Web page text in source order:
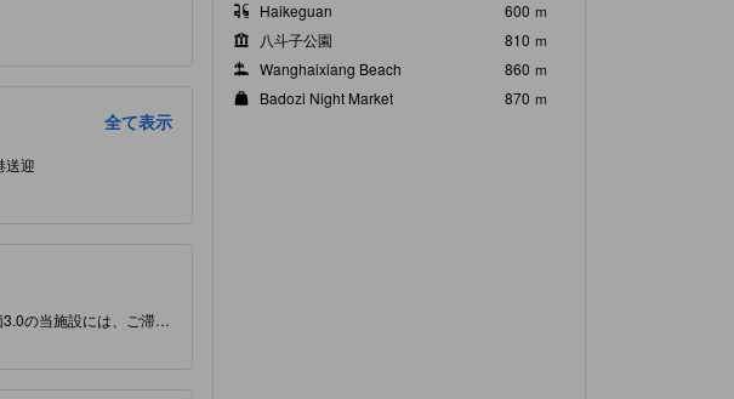
全て表示
送迎
の当施設には、ご滞在
Haikeguan
600 ｍ
八斗子公園
810 ｍ
Wanghaixiang Beach
860 ｍ
Badozi Night Market
870 ｍ